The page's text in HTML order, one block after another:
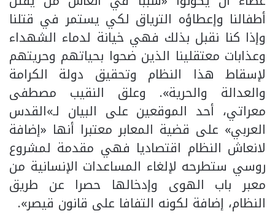
أطفالنا وإعطاؤه الترياق لكي يستمر في قتلنا
وإذا كنا نقبل بذلك فهي خيانة لدماء الشهداء
وعذابات معتقلينا الذين ضحوا بحياتهم وحريتهم
لإسقاط هذا النظام وتحقيق دولة الكرامة
والعدالة والحرية». وعلق النقيب مصطفى
معراتي، أحد الموقعين على البيان لـ»القدس
العربي» على قضية المعابر معتبرا أنها «إضافة
لانعاش النظام اقتصاديا فهي مقدمة لمشروع
روسي ستطرحه لإلغاء المساعدات الإنسانية من
معبر باب الهوى وإدخالها حصرا عن طريق
النظام، إضافة لكونه التفافا على قانون قيصر».